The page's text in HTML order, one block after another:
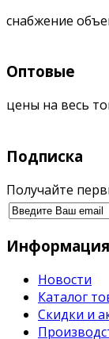
снабжение
Оптовые
цены на весь
Подписка
Получайте
Информация
Новости
Каталог
Скидки и